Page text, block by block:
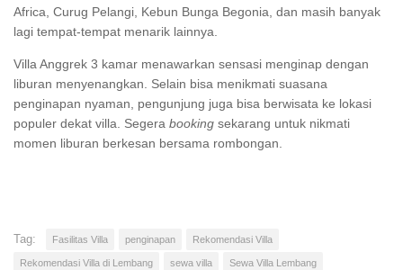
Africa, Curug Pelangi, Kebun Bunga Begonia, dan masih banyak
lagi tempat-tempat menarik lainnya.
Villa Anggrek 3 kamar menawarkan sensasi menginap dengan
liburan menyenangkan. Selain bisa menikmati suasana
penginapan nyaman, pengunjung juga bisa berwisata ke lokasi
populer dekat villa. Segera booking sekarang untuk nikmati
momen liburan berkesan bersama rombongan.
Tag: Fasilitas Villa penginapan Rekomendasi Villa
Rekomendasi Villa di Lembang sewa villa Sewa Villa Lembang